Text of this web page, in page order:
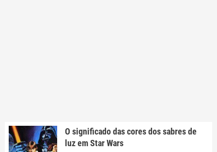
O significado das cores dos sabres de
luz em Star Wars